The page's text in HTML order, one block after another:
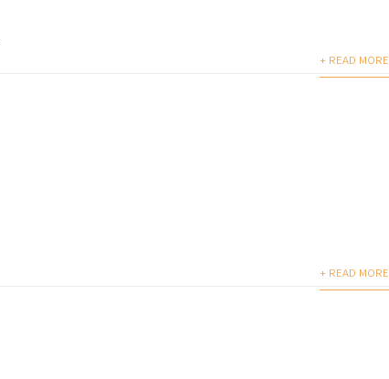
+ READ MORE
+ READ MORE